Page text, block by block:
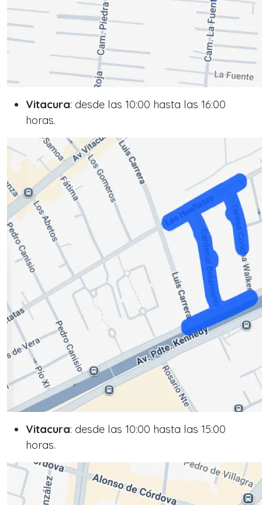
Vitacura: desde las 10:00 hasta las 16:00
horas.
Vitacura: desde las 10:00 hasta las 15:00
horas.